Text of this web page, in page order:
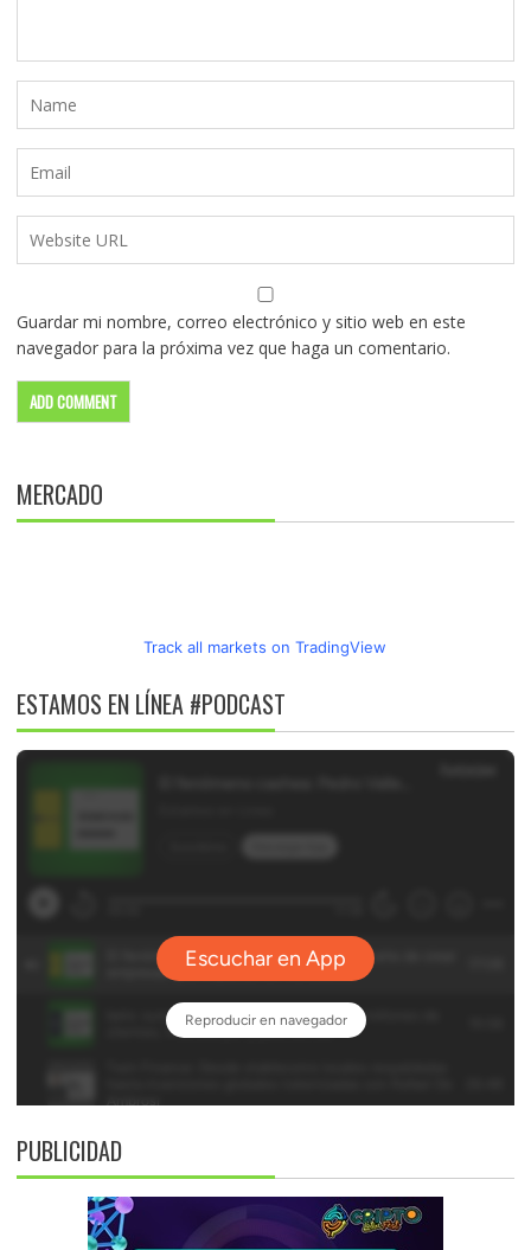
Guardar mi nombre, correo electrónico y sitio web en este
navegador para la próxima vez que haga un comentario.
MERCADO
Track all markets on TradingView
ESTAMOS EN LÍNEA #PODCAST
PUBLICIDAD